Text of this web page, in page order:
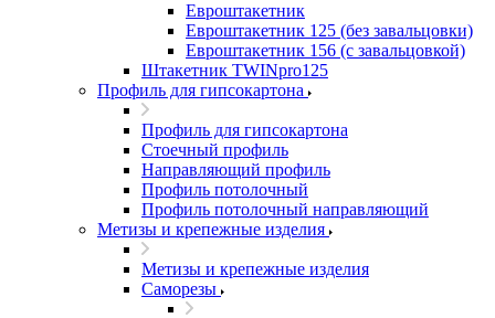
Евроштакетник
Евроштакетник 125 (без завальцовки)
Евроштакетник 156 (с завальцовкой)
Штакетник TWINpro125
Профиль для гипсокартона
Профиль для гипсокартона
Стоечный профиль
Направляющий профиль
Профиль потолочный
Профиль потолочный направляющий
Метизы и крепежные изделия
Метизы и крепежные изделия
Саморезы